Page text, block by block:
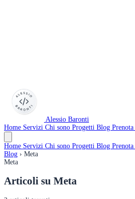
Alessio Baronti
Home Servizi Chi sono Progetti Blog Prenota
Home Servizi Chi sono Progetti Blog Prenota
Blog › Meta
Meta
Articoli su Meta